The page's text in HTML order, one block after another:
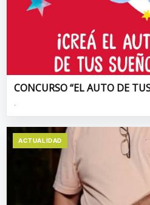
CONCURSO “EL AUTO DE
ACTUALIDAD